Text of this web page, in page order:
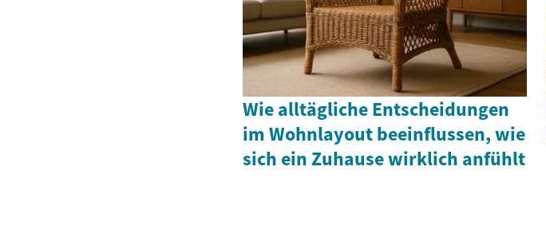
Wie alltägliche Entscheidungen
im Wohnlayout beeinflussen, wie
sich ein Zuhause wirklich anfühlt